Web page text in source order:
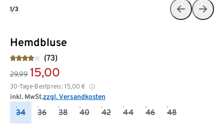
Hemdbluse
(73)
29,99 15,00
30-Tage-Bestpreis: 15,00 €
inkl. MwSt.zzgl. Versandkosten
34 36 38 40 42 44 46 48
1/3